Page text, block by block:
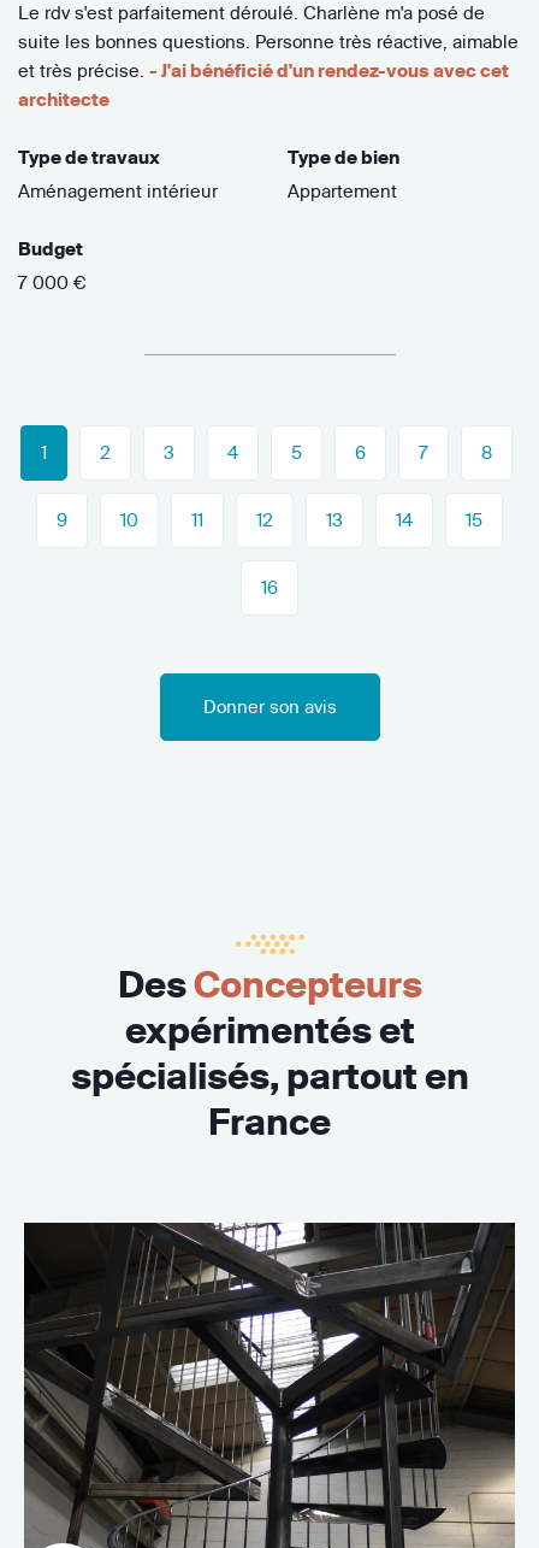
Le rdv s'est parfaitement déroulé. Charlène m'a posé de
suite les bonnes questions. Personne très réactive, aimable
et très précise. - J'ai bénéficié d'un rendez-vous avec cet
architecte
Type de travaux
Aménagement intérieur
Type de bien
Appartement
Budget
7 000 €
1 2 3 4 5 6 7 8
9 10 11 12 13 14 15
16
Donner son avis
DesConcepteurs
expérimentés et
spécialisés, partout en
France